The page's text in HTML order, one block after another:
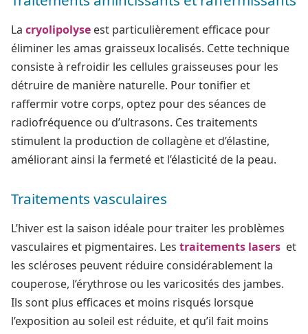
La cryolipolyse est particulièrement efficace pour
éliminer les amas graisseux localisés. Cette technique
consiste à refroidir les cellules graisseuses pour les
détruire de manière naturelle. Pour tonifier et
raffermir votre corps, optez pour des séances de
radiofréquence ou d’ultrasons. Ces traitements
stimulent la production de collagène et d’élastine,
améliorant ainsi la fermeté et l’élasticité de la peau.
Traitements vasculaires
L’hiver est la saison idéale pour traiter les problèmes
vasculaires et pigmentaires. Les traitements lasers et
les scléroses peuvent réduire considérablement la
couperose, l’érythrose ou les varicosités des jambes.
Ils sont plus efficaces et moins risqués lorsque
l’exposition au soleil est réduite, et qu’il fait moins